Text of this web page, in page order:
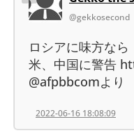
@gekkosecond
ロシアに味方なら
米、中国に警告
@afpbbcomより
2022-06-16 18:08:09